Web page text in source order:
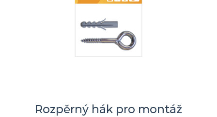
Rozpěrný hák pro montáž